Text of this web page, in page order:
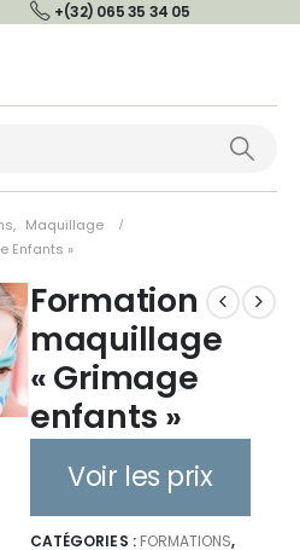
+(32) 065 35 34 05
, Maquillage
Enfants »
Formation
maquillage
« Grimage
enfants »
Voir les prix
CATÉGORIES : FORMATIONS,